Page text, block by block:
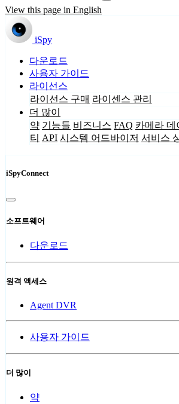
View this page in English
iSpy
다운로드
사용자 가이드
라이선스
라이선스 구매 라이센스 관리
더 많이
약 기능들 비즈니스 FAQ 카메라 데
티 API 시스템 어드바이저 서비스
iSpyConnect
소프트웨어
다운로드
원격 액세스
Agent DVR
사용자 가이드
더 많이
약